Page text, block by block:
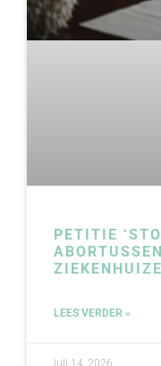
PETITIE
LEES VERDER »
juli 14, 2026